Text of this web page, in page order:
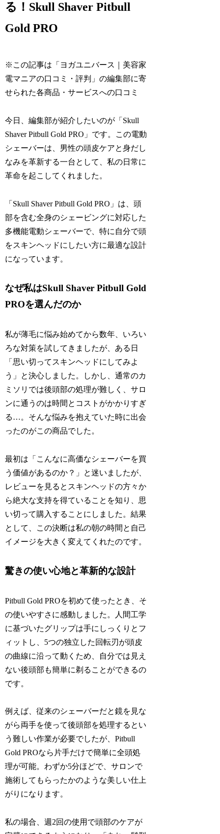
る！Skull Shaver Pitbull
Gold PRO
※この記事は「ヨガユニバース｜美容家
電マニアの口コミ・評判」の編集部に寄
せられた各商品・サービスへの口コミ
今日、編集部が紹介したいのが「Skull
Shaver Pitbull Gold PRO」です。この電動
シェーバーは、男性の頭皮ケアと身だし
なみを革新する一台として、私の日常に
革命を起こしてくれました。
「Skull Shaver Pitbull Gold PRO」は、頭
部を含む全身のシェービングに対応した
多機能電動シェーバーで、特に自分で頭
をスキンヘッドにしたい方に最適な設計
になっています。
なぜ私はSkull Shaver Pitbull Gold
PROを選んだのか
私が薄毛に悩み始めてから数年、いろい
ろな対策を試してきましたが、ある日
「思い切ってスキンヘッドにしてみよ
う」と決心しました。しかし、通常のカ
ミソリでは後頭部の処理が難しく、サロ
ンに通うのは時間とコストがかかりすぎ
る…。そんな悩みを抱えていた時に出会
ったのがこの商品でした。
最初は「こんなに高価なシェーバーを買
う価値があるのか？」と迷いましたが、
レビューを見るとスキンヘッドの方々か
ら絶大な支持を得ていることを知り、思
い切って購入することにしました。結果
として、この決断は私の朝の時間と自己
イメージを大きく変えてくれたのです。
驚きの使い心地と革新的な設計
Pitbull Gold PROを初めて使ったとき、そ
の使いやすさに感動しました。人間工学
に基づいたグリップは手にしっくりとフ
ィットし、5つの独立した回転刃が頭皮
の曲線に沿って動くため、自分では見え
ない後頭部も簡単に剃ることができるの
です。
例えば、従来のシェーバーだと鏡を見な
がら両手を使って後頭部を処理するとい
う難しい作業が必要でしたが、Pitbull
Gold PROなら片手だけで簡単に全頭処
理が可能。わずか5分ほどで、サロンで
施術してもらったかのような美しい仕上
がりになります。
私の場合、週2回の使用で頭部のケアが